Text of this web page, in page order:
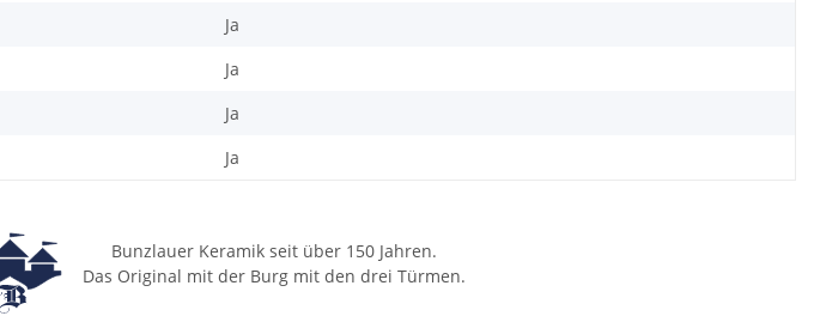
Ja
Ja
Ja
Ja
Bunzlauer Keramik seit über 150 Jahren.
Das Original mit der Burg mit den drei Türmen.